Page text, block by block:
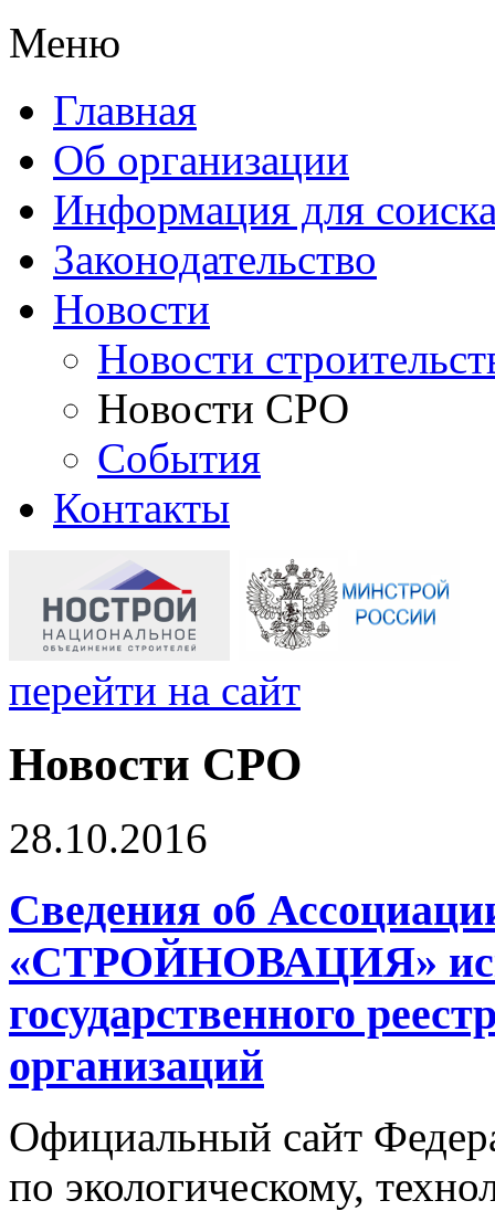
Меню
Главная
Об организации
Информация для
Законодательство
Новости
Новости
Новости СРО
События
Контакты
перейти на сайт
Новости СРО
28.10.2016
Сведения об
«СТРОЙНОВАЦИЯ»
государственного
организаций
Официальный сайт
по экологическому,